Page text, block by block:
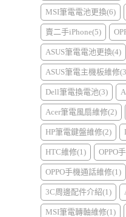
MSI筆電電池更換(6)
賣二手iPhone(5)
ASUS筆電電池更換(4)
ASUS筆電主機板維修
Dell筆電換電池(3)
Acer筆電風扇維修(2)
HP筆電鍵盤維修(2)
HTC維修(1) OPPO
OPPO手機通話維修(1)
3C周邊配件介紹(1)
MSI筆電轉軸維修(1)